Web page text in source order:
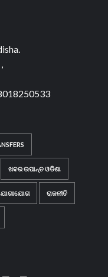
ଖବର ଉପାନ୍ତ ଓଡିଶା
ରାଜନୀତି